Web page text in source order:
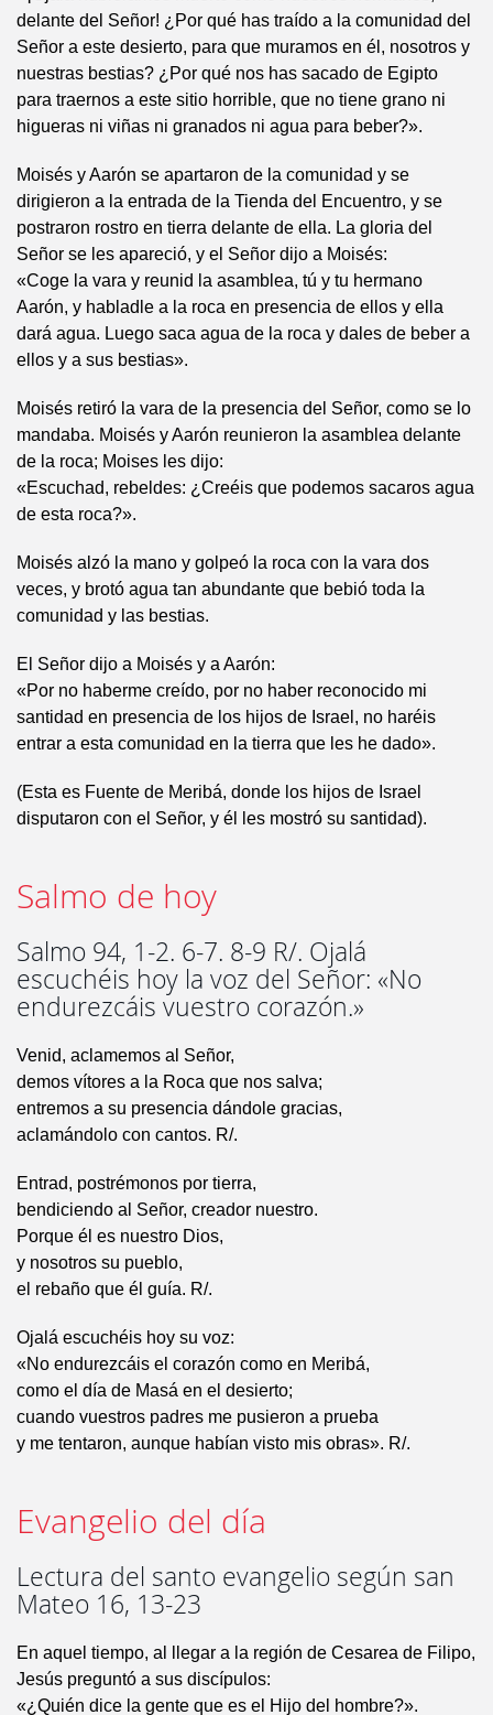
delante del Señor! ¿Por qué has traído a la comunidad del
Señor a este desierto, para que muramos en él, nosotros y
nuestras bestias? ¿Por qué nos has sacado de Egipto
para traernos a este sitio horrible, que no tiene grano ni
higueras ni viñas ni granados ni agua para beber?».
Moisés y Aarón se apartaron de la comunidad y se
dirigieron a la entrada de la Tienda del Encuentro, y se
postraron rostro en tierra delante de ella. La gloria del
Señor se les apareció, y el Señor dijo a Moisés:
«Coge la vara y reunid la asamblea, tú y tu hermano
Aarón, y habladle a la roca en presencia de ellos y ella
dará agua. Luego saca agua de la roca y dales de beber a
ellos y a sus bestias».
Moisés retiró la vara de la presencia del Señor, como se lo
mandaba. Moisés y Aarón reunieron la asamblea delante
de la roca; Moises les dijo:
«Escuchad, rebeldes: ¿Creéis que podemos sacaros agua
de esta roca?».
Moisés alzó la mano y golpeó la roca con la vara dos
veces, y brotó agua tan abundante que bebió toda la
comunidad y las bestias.
El Señor dijo a Moisés y a Aarón:
«Por no haberme creído, por no haber reconocido mi
santidad en presencia de los hijos de Israel, no haréis
entrar a esta comunidad en la tierra que les he dado».
(Esta es Fuente de Meribá, donde los hijos de Israel
disputaron con el Señor, y él les mostró su santidad).
Salmo de hoy
Salmo 94, 1-2. 6-7. 8-9 R/. Ojalá
escuchéis hoy la voz del Señor: «No
endurezcáis vuestro corazón.»
Venid, aclamemos al Señor,
demos vítores a la Roca que nos salva;
entremos a su presencia dándole gracias,
aclamándolo con cantos. R/.
Entrad, postrémonos por tierra,
bendiciendo al Señor, creador nuestro.
Porque él es nuestro Dios,
y nosotros su pueblo,
el rebaño que él guía. R/.
Ojalá escuchéis hoy su voz:
«No endurezcáis el corazón como en Meribá,
como el día de Masá en el desierto;
cuando vuestros padres me pusieron a prueba
y me tentaron, aunque habían visto mis obras». R/.
Evangelio del día
Lectura del santo evangelio según san
Mateo 16, 13-23
En aquel tiempo, al llegar a la región de Cesarea de Filipo,
Jesús preguntó a sus discípulos:
«¿Quién dice la gente que es el Hijo del hombre?».